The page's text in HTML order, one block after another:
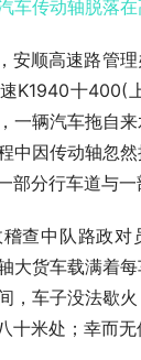
顺高速路管理
K1940十400(
一辆汽车拖自
中因传动轴忽
部分行车道与一
中队路政对
大货车载满着
，车子没法歇
米处；幸而无